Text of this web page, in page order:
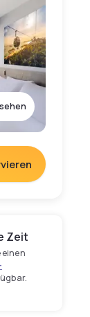
Zeit
einen